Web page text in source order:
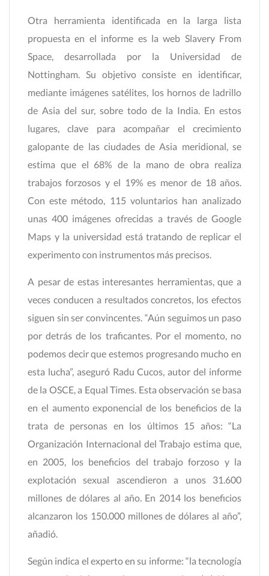
Otra herramienta identificada en la larga lista
propuesta en el informe es la web Slavery From
Space, desarrollada por la Universidad de
Nottingham. Su objetivo consiste en identificar,
mediante imágenes satélites, los hornos de ladrillo
de Asia del sur, sobre todo de la India. En estos
lugares, clave para acompañar el crecimiento
galopante de las ciudades de Asia meridional, se
estima que el 68% de la mano de obra realiza
trabajos forzosos y el 19% es menor de 18 años.
Con este método, 115 voluntarios han analizado
unas 400 imágenes ofrecidas a través de Google
Maps y la universidad está tratando de replicar el
experimento con instrumentos más precisos.
A pesar de estas interesantes herramientas, que a
veces conducen a resultados concretos, los efectos
siguen sin ser convincentes. “Aún seguimos un paso
por detrás de los traficantes. Por el momento, no
podemos decir que estemos progresando mucho en
esta lucha”, aseguró Radu Cucos, autor del informe
de la OSCE, a Equal Times. Esta observación se basa
en el aumento exponencial de los beneficios de la
trata de personas en los últimos 15 años: “La
Organización Internacional del Trabajo estima que,
en 2005, los beneficios del trabajo forzoso y la
explotación sexual ascendieron a unos 31.600
millones de dólares al año. En 2014 los beneficios
alcanzaron los 150.000 millones de dólares al año”,
añadió.
Según indica el experto en su informe: “la tecnología